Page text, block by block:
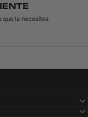
que la necesites